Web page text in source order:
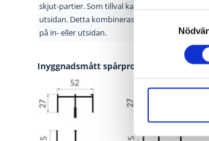
Samtyckesval
skjut-partier. Som tillval kan man även få
utsidan. Detta kombineras vanligen med
på in- eller utsidan.
Inyggnadsmått spårprofiler